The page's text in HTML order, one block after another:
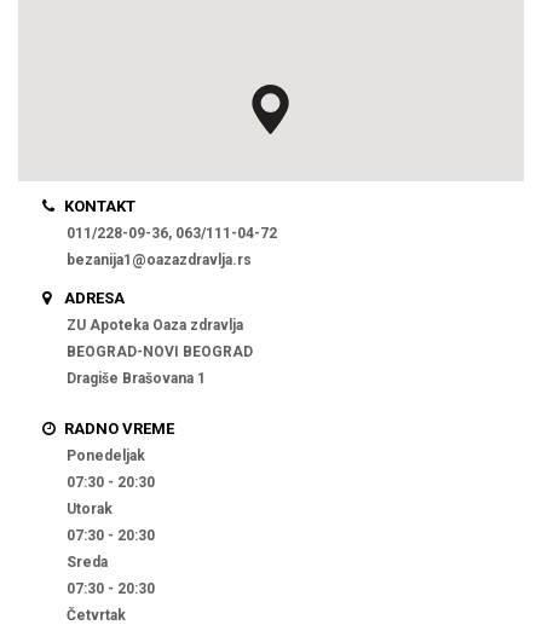
KONTAKT
011/228-09-36, 063/111-04-72
bezanija1@oazazdravlja.rs
ADRESA
ZU Apoteka Oaza zdravlja
BEOGRAD-NOVI BEOGRAD
Dragiše Brašovana 1
RADNO VREME
Ponedeljak
07:30 - 20:30
Utorak
07:30 - 20:30
Sreda
07:30 - 20:30
Četvrtak